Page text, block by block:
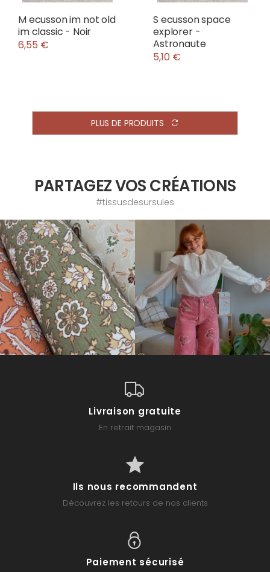
M ecusson im not old
im classic - Noir
6,55 €
S ecusson space
explorer -
Astronaute
5,10 €
PLUS DE PRODUITS
PARTAGEZ VOS CRÉATIONS
#tissusdesursules
Livraison gratuite
En retrait magasin
Ils nous recommandent
Découvrez les retours de nos clients
Paiement sécurisé